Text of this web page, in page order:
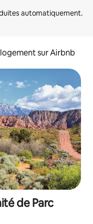
sur Airbnb
de Parc